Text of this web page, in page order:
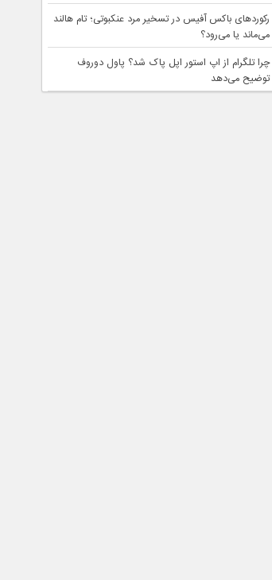
رکوردهای باکس آفیس در تسخیر مرد عنکبوتی؛ تام هالند
می‌ماند یا می‌رود؟
چرا تلگرام از اپ استور اپل پاک شد؟ پاول دوروف
توضیح می‌دهد